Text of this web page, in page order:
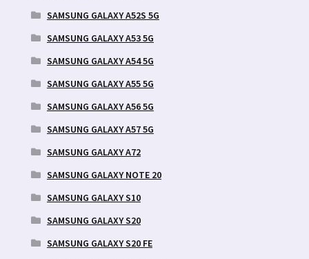
SAMSUNG GALAXY A52S 5G
SAMSUNG GALAXY A53 5G
SAMSUNG GALAXY A54 5G
SAMSUNG GALAXY A55 5G
SAMSUNG GALAXY A56 5G
SAMSUNG GALAXY A57 5G
SAMSUNG GALAXY A72
SAMSUNG GALAXY NOTE 20
SAMSUNG GALAXY S10
SAMSUNG GALAXY S20
SAMSUNG GALAXY S20 FE